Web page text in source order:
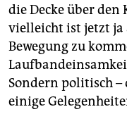
epaper login
die Decke über den
vielleicht ist jetzt ja
Bewegung zu
Sondern politisch –
einige